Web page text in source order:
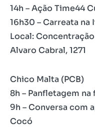
14h – Ação Time44
16h30 – Carreata na
Local:
Alvaro Cabral, 1271
Chico Malta (PCB)
8h – Panfletagem na
9h – Conversa com
Cocó